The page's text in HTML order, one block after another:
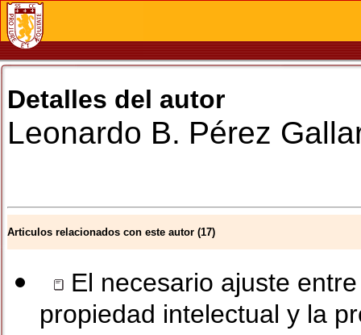
Detalles del autor
Leonardo B. Pérez
Articulos relacionados con este autor (17)
El necesario ajuste
propiedad intelectual y la